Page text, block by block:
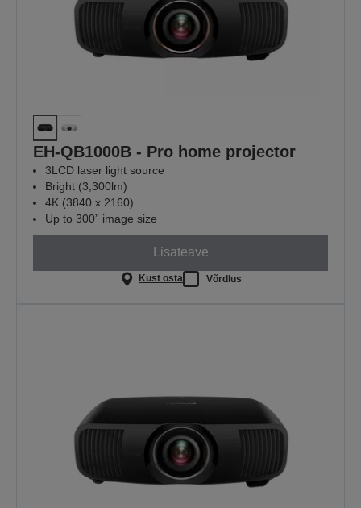
EH-QB1000B - Pro home projector
3LCD laser light source
Bright (3,300lm)
4K (3840 x 2160)
Up to 300” image size
Lisateave
Kust osta Võrdlus